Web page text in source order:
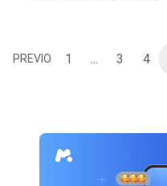
PREVIO 1 ... 3 4